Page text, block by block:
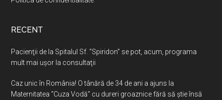
RECENT
Pacienţii de la Spitalul Sf. “Spiridon” se pot, acum, programa
mult mai uşor la consultaţii
Caz unic în România! O tânără de 34 de ani a ajuns la
Maternitatea “Cuza Vodă” cu dureri groaznice fără să ştie însă